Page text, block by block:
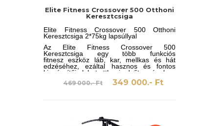
Elite Fitness Crossover 500 Otthoni
Keresztcsiga
Elite Fitness Crossover 500 Otthoni
Keresztcsiga 2*75kg lapsúllyal
Az Elite Fitness Crossover 500
Keresztcsiga egy több funkciós
fitnesz eszköz láb, kar, mellkas és hát
edzéséhez, ezáltal hasznos és fontos
kiegészítője lehet otthoni edzőtermének.
469 000.- Ft 349 000.- Ft